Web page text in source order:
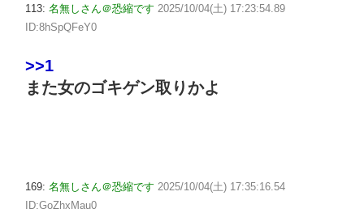
113: 名無しさん＠恐縮です 2025/10/04(土) 17:23:54.89
ID:8hSpQFeY0
>>1
また女のゴキゲン取りかよ
169: 名無しさん＠恐縮です 2025/10/04(土) 17:35:16.54
ID:GoZhxMau0